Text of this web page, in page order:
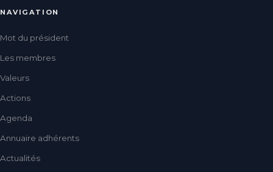
NAVIGATION
Mot du président
Les membres
Valeurs
Actions
Agenda
Annuaire adhérents
Actualités